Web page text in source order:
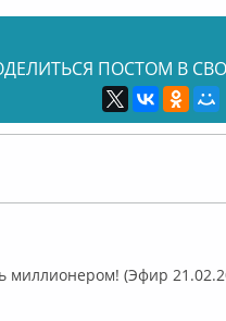
ПОСТОМ В
миллионером! (Эфир